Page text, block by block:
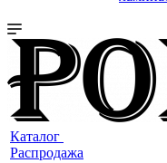
Каталог
Распродажа